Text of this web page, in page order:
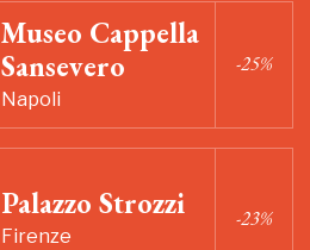
Museo Cappella
Sansevero
Napoli
-25%
Palazzo Strozzi
Firenze
-23%